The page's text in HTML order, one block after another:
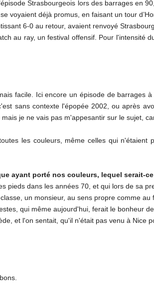
Strasbourgeois lors des barrages en
voyaient déjà promus, en faisant un tour
6-0 au retour, avaient renvoyé
au ray, un festival offensif. Pour l'intensité
facile. Ici encore un épisode de barrages
sans contexte l'épopée 2002, ou après
je ne vais pas m'appesantir sur le sujet,
les couleurs, même celles qui n'étaient
ayant porté nos couleurs, lequel serait-
pieds dans les années 70, et qui lors de sa
un monsieur, au sens propre comme au
qui même aujourd'hui, ferait le bonheur
et l'on sentait, qu'il n'était pas venu à Nice